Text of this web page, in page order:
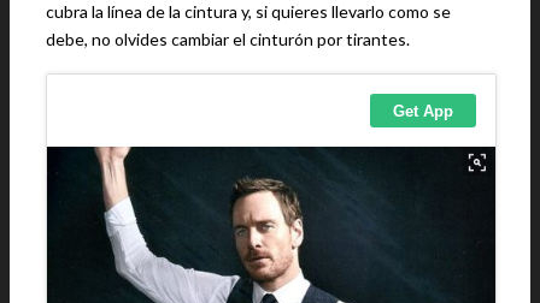
cubra la línea de la cintura y, si quieres llevarlo como se
debe, no olvides cambiar el cinturón por tirantes.